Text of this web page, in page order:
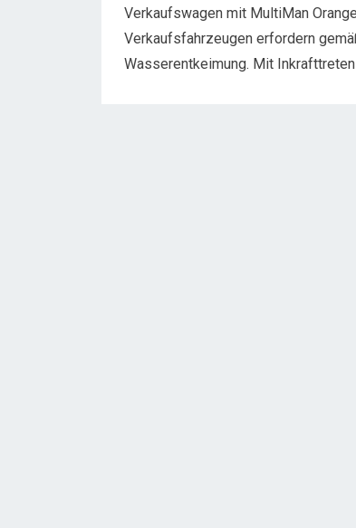
Verkaufswagen mit MultiMan
Verkaufsfahrzeugen erfordern
Wasserentkeimung. Mit